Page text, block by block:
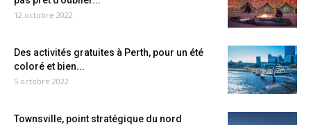
12 octobre 2022
Des activités gratuites à Perth, pour un été
coloré et bien...
5 octobre 2022
Townsville, point stratégique du nord